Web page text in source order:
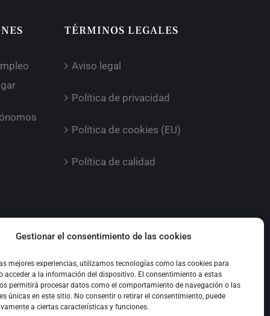
Gestionar el consentimiento de las cookies
mejores experiencias, utilizamos tecnologías como las cookies para
acceder a la información del dispositivo. El consentimiento a estas
permitirá procesar datos como el comportamiento de navegación o las
únicas en este sitio. No consentir o retirar el consentimiento, puede
a ciertas características y funciones.
TÉRMINOS LEGALES
Aviso legal
Política de privacidad
Política de cookies (EU)
Política de calidad